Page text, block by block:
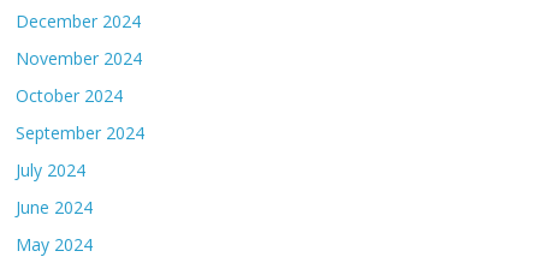
December 2024
November 2024
October 2024
September 2024
July 2024
June 2024
May 2024